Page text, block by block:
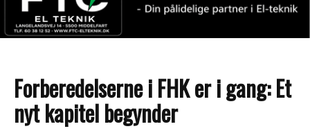
Forberedelserne i FHK er i gang: Et
nyt kapitel begynder